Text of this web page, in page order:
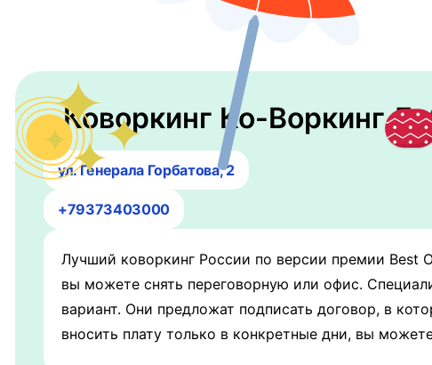
Коворкинг Ко-Воркинг
ул. Генерала Горбатова, 2
+79373403000
Лучший коворкинг России по версии премии Best
вы можете снять переговорную или офис.
вариант. Они предложат подписать договор, в
вносить плату только в конкретные дни, вы